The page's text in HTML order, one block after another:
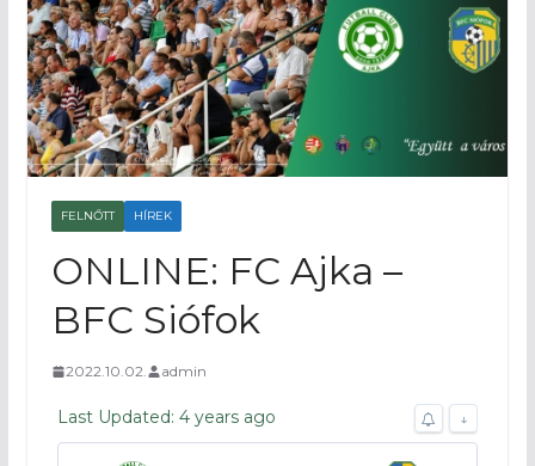
FELNŐTT HÍREK
ONLINE: FC Ajka –
BFC Siófok
2022.10.02. admin
Last Updated: 4 years ago ↓